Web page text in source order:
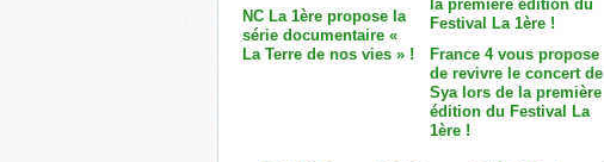
NC La 1ère propose la
série documentaire «
La Terre de nos vies » !
France 4 vous propose
de revivre le concert de
Sya lors de la première
édition du Festival La
1ère !